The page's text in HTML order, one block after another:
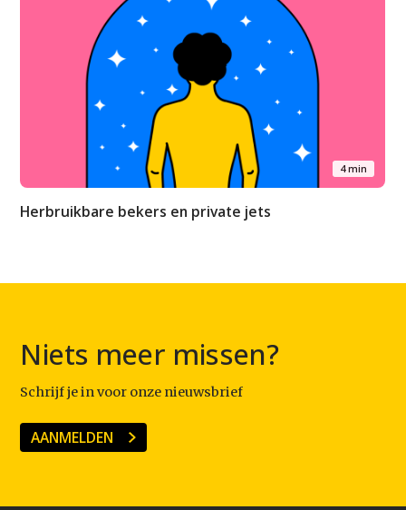
4 min
Herbruikbare bekers en private jets
Niets meer missen?
Schrijf je in voor onze nieuwsbrief
AANMELDEN